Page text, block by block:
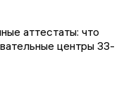
аттестаты: что
центры 33-